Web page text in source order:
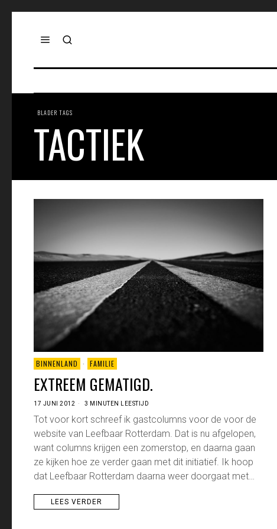
BLADER TAGS
TACTIEK
BINNENLAND · FAMILIE
EXTREEM GEMATIGD.
17 JUNI 2012 3 MINUTEN LEESTIJD
Tot voor kort schreef ik gastcolumns voor de voor de
website van Leefbaar Rotterdam. Dat is nu afgelopen,
want columns krijgen een zomerstop, en daarna gaan
ze kijken hoe ze verder gaan met dit initiatief. Ik hoop
dat Leefbaar Rotterdam daarna weer doorgaat met…
LEES VERDER